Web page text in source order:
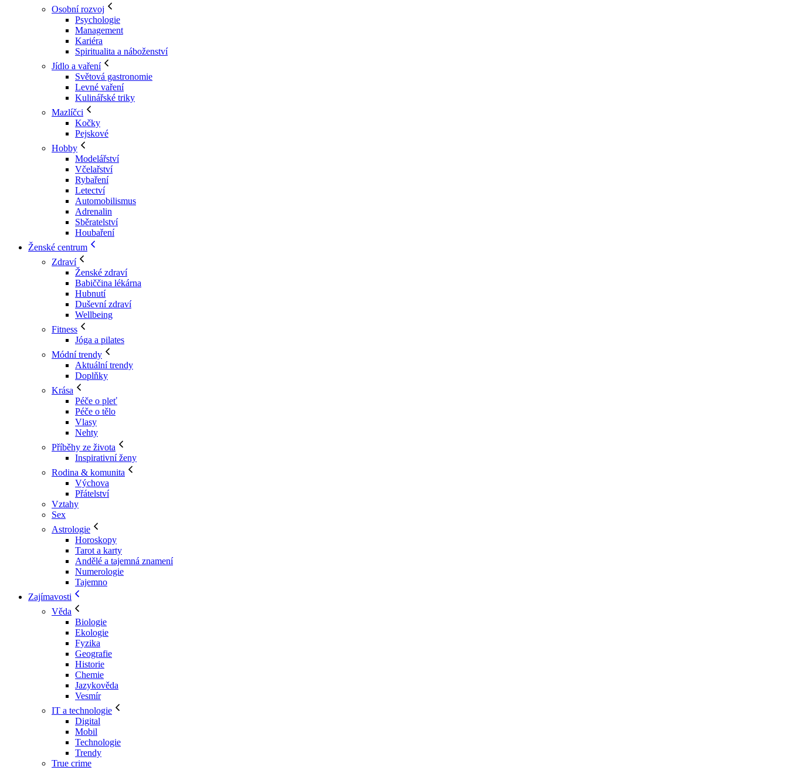
Osobní rozvoj
Psychologie
Management
Kariéra
Spiritualita a náboženství
Jídlo a vaření
Světová gastronomie
Levné vaření
Kulinářské triky
Mazlíčci
Kočky
Pejskové
Hobby
Modelářství
Včelařství
Rybaření
Letectví
Automobilismus
Adrenalin
Sběratelství
Houbaření
Ženské centrum
Zdraví
Ženské zdraví
Babiččina lékárna
Hubnutí
Duševní zdraví
Wellbeing
Fitness
Jóga a pilates
Módní trendy
Aktuální trendy
Doplňky
Krása
Péče o pleť
Péče o tělo
Vlasy
Nehty
Příběhy ze života
Inspirativní ženy
Rodina & komunita
Výchova
Přátelství
Vztahy
Sex
Astrologie
Horoskopy
Tarot a karty
Andělé a tajemná znamení
Numerologie
Tajemno
Zajímavosti
Věda
Biologie
Ekologie
Fyzika
Geografie
Historie
Chemie
Jazykověda
Vesmír
IT a technologie
Digital
Mobil
Technologie
Trendy
True crime